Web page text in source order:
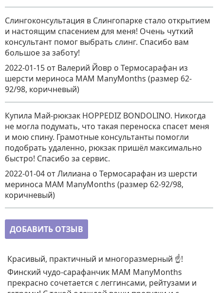
Слингоконсультация в Слингопарке стало открытием
и настоящим спасением для меня! Очень чуткий
консультант помог выбрать слинг. Спасибо вам
большое за заботу!
2022-01-15 от Валерий Йовр о Термосарафан из
шерсти мериноса MAM ManyMonths (размер 62-
92/98, коричневый)
Купила Май-рюкзак HOPPEDIZ BONDOLINO. Никогда
не могла подумать, что такая переноска спасет меня
и мою спину. Грамотные консультанты помогли
подобрать удаленно, рюкзак пришёл максимально
быстро! Спасибо за сервис.
2022-01-04 от Лилиана о Термосарафан из шерсти
мериноса MAM ManyMonths (размер 62-92/98,
коричневый)
ДОБАВИТЬ ОТЗЫВ
Красивый, практичный и многоразмерный ☝️!
Финский чудо-сарафанчик MAM ManyMonths
прекрасно сочетается с леггинсами, рейтузами и